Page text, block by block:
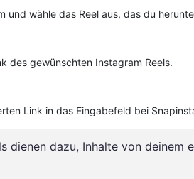
und wähle das Reel aus, das du
des gewünschten Instagram Reels.
Link in das Eingabefeld bei
dienen dazu, Inhalte von deinem